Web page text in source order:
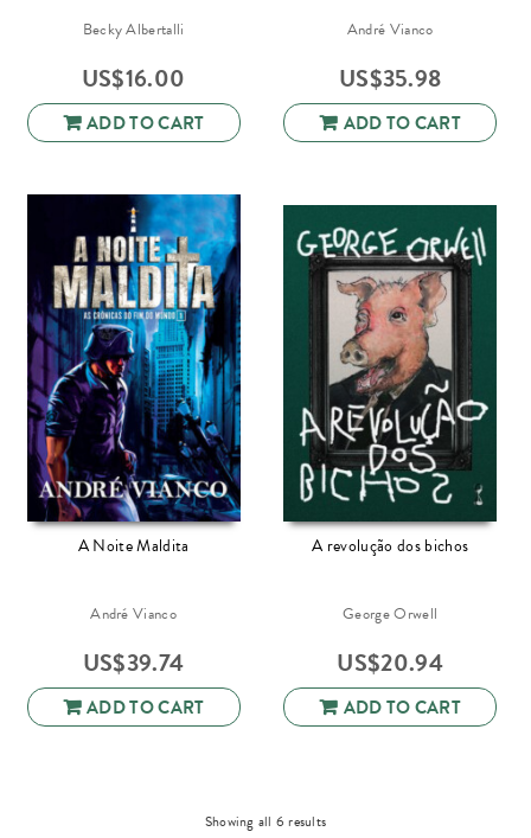
Becky Albertalli
US$16.00
ADD TO CART
André Vianco
US$35.98
ADD TO CART
A Noite Maldita
André Vianco
US$39.74
ADD TO CART
A revolução dos bichos
George Orwell
US$20.94
ADD TO CART
Showing all 6 resultsSorted